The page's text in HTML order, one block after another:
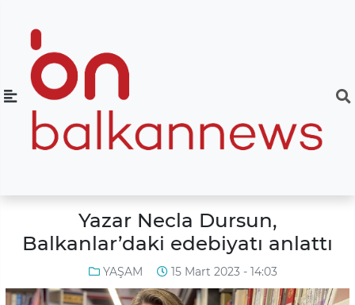
Yazar Necla Dursun,
Balkanlar’daki edebiyatı anlattı
YAŞAM 15 Mart 2023 - 14:03